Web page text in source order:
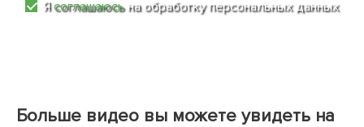
Нет в наличии 63628
+35.48грн бонусов за покупку
Нет в наличии 63629
+42.24грн бонусов за покупку